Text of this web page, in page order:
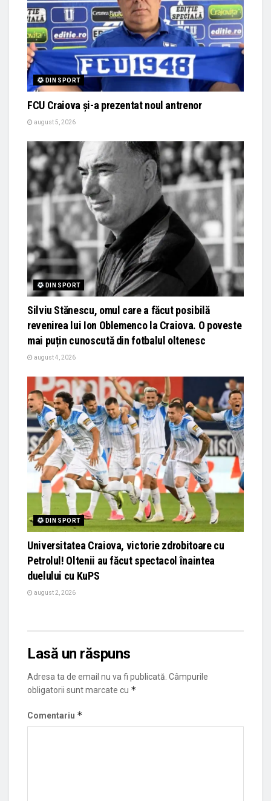
DIN SPORT
FCU Craiova și-a prezentat noul antrenor
august 5, 2026
DIN SPORT
Silviu Stănescu, omul care a făcut posibilă
revenirea lui Ion Oblemenco la Craiova. O poveste
mai puțin cunoscută din fotbalul oltenesc
august 4, 2026
DIN SPORT
Universitatea Craiova, victorie zdrobitoare cu
Petrolul! Oltenii au făcut spectacol înaintea
duelului cu KuPS
august 2, 2026
Lasă un răspuns
Adresa ta de email nu va fi publicată. Câmpurile
obligatorii sunt marcate cu *
Comentariu *